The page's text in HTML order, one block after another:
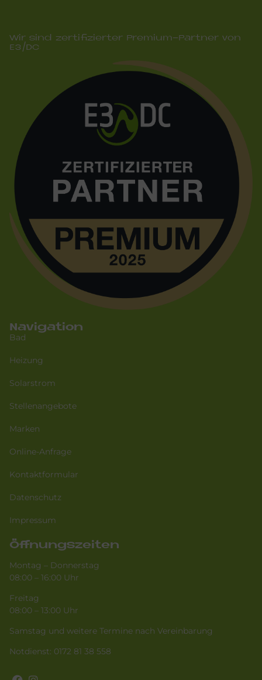
Wir sind zertifizierter Premium-Partner von
E3/DC
Navigation
Bad
Heizung
Solarstrom
Stellenangebote
Marken
Online-Anfrage
Kontaktformular
Datenschutz
Impressum
Öffnungszeiten
Montag – Donnerstag
08:00 – 16:00 Uhr
Freitag
08:00 – 13:00 Uhr
Samstag und weitere Termine nach Vereinbarung
Notdienst: 0172 81 38 558